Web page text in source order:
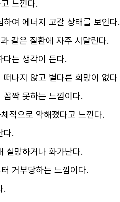
느낀다.
하여 에너지 고갈 상태를 보인다.
같은 질환에 자주 시달린다.
다는 생각이 든다.
떠나지 않고 별다른 희망이 없다
짝 못하는 느낌이다.
적으로 약해졌다고 느낀다.
다.
실망하거나 화가난다.
거부당하는 느낌이다.
.